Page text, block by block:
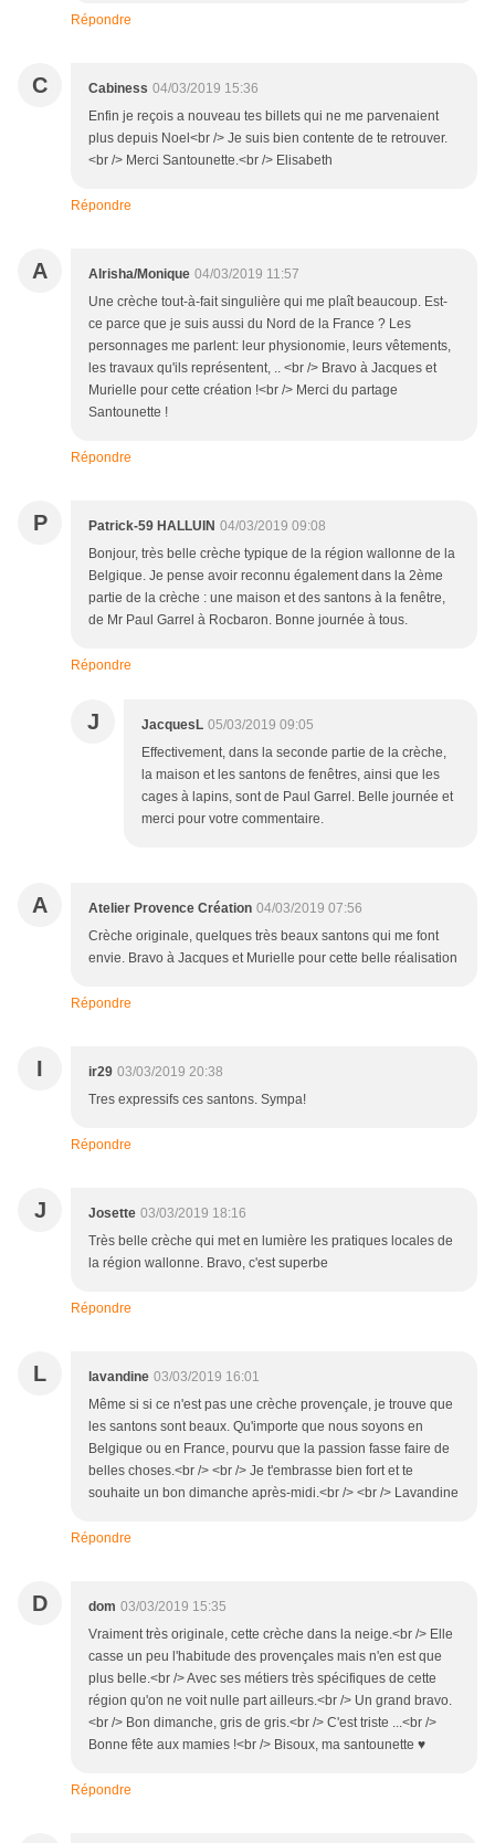
Répondre
C Cabiness 04/03/2019 15:36
Enfin je reçois a nouveau tes billets qui ne me parvenaient
plus depuis Noel<br /> Je suis bien contente de te retrouver.
<br /> Merci Santounette.<br /> Elisabeth
Répondre
A Alrisha/Monique 04/03/2019 11:57
Une crèche tout-à-fait singulière qui me plaît beaucoup. Est-
ce parce que je suis aussi du Nord de la France ? Les
personnages me parlent: leur physionomie, leurs vêtements,
les travaux qu'ils représentent, .. <br /> Bravo à Jacques et
Murielle pour cette création !<br /> Merci du partage
Santounette !
Répondre
P Patrick-59 HALLUIN 04/03/2019 09:08
Bonjour, très belle crèche typique de la région wallonne de la
Belgique. Je pense avoir reconnu également dans la 2ème
partie de la crèche : une maison et des santons à la fenêtre,
de Mr Paul Garrel à Rocbaron. Bonne journée à tous.
Répondre
J JacquesL 05/03/2019 09:05
Effectivement, dans la seconde partie de la crèche,
la maison et les santons de fenêtres, ainsi que les
cages à lapins, sont de Paul Garrel. Belle journée et
merci pour votre commentaire.
A Atelier Provence Création 04/03/2019 07:56
Crèche originale, quelques très beaux santons qui me font
envie. Bravo à Jacques et Murielle pour cette belle réalisation
Répondre
I ir29 03/03/2019 20:38
Tres expressifs ces santons. Sympa!
Répondre
J Josette 03/03/2019 18:16
Très belle crèche qui met en lumière les pratiques locales de
la région wallonne. Bravo, c'est superbe
Répondre
L lavandine 03/03/2019 16:01
Même si si ce n'est pas une crèche provençale, je trouve que
les santons sont beaux. Qu'importe que nous soyons en
Belgique ou en France, pourvu que la passion fasse faire de
belles choses.<br /> <br /> Je t'embrasse bien fort et te
souhaite un bon dimanche après-midi.<br /> <br /> Lavandine
Répondre
D dom 03/03/2019 15:35
Vraiment très originale, cette crèche dans la neige.<br /> Elle
casse un peu l'habitude des provençales mais n'en est que
plus belle.<br /> Avec ses métiers très spécifiques de cette
région qu'on ne voit nulle part ailleurs.<br /> Un grand bravo.
<br /> Bon dimanche, gris de gris.<br /> C'est triste ...<br />
Bonne fête aux mamies !<br /> Bisoux, ma santounette ♥
Répondre